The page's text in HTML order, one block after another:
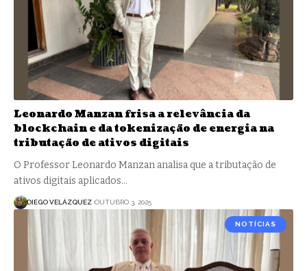
Leonardo Manzan frisa a relevância da
blockchain e da tokenização de energia na
tributação de ativos digitais
O Professor Leonardo Manzan analisa que a tributação de
ativos digitais aplicados…
DIEGO VELÁZQUEZ OUTUBRO 3, 2025
NOTÍCIAS